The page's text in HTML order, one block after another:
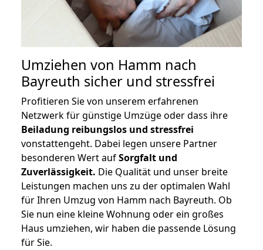
Umziehen von Hamm nach
Bayreuth sicher und stressfrei
Profitieren Sie von unserem erfahrenen
Netzwerk für günstige Umzüge oder dass ihre
Beiladung reibungslos und stressfrei
vonstattengeht. Dabei legen unsere Partner
besonderen Wert aufSorgfalt und
Zuverlässigkeit. Die Qualität und unser breite
Leistungen machen uns zu der optimalen Wahl
für Ihren Umzug von Hamm nach Bayreuth. Ob
Sie nun eine kleine Wohnung oder ein großes
Haus umziehen, wir haben die passende Lösung
für Sie.